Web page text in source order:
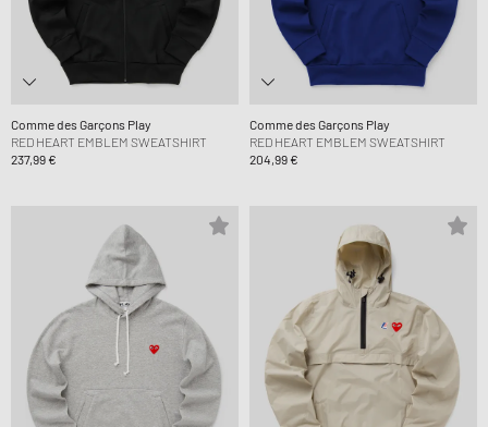
Comme des Garçons Play
RED HEART EMBLEM SWEATSHIRT
237,99 €
Comme des Garçons Play
RED HEART EMBLEM SWEATSHIRT
204,99 €